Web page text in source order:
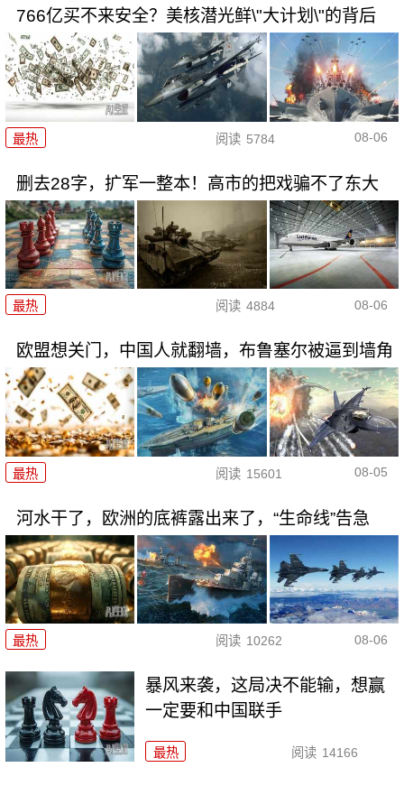
766亿买不来安全？美核潜光鲜\"大计划\"的背后
最热 阅读 5784 08-06
删去28字，扩军一整本！高市的把戏骗不了东大
最热 阅读 4884 08-06
欧盟想关门，中国人就翻墙，布鲁塞尔被逼到墙角
最热 阅读 15601 08-05
河水干了，欧洲的底裤露出来了，“生命线”告急
最热 阅读 10262 08-06
暴风来袭，这局决不能输，想赢
一定要和中国联手
最热 阅读 14166